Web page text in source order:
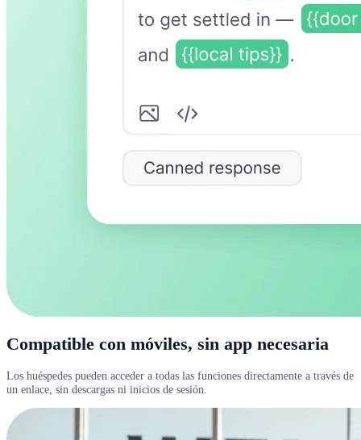
Compatible con móviles, sin app necesaria
Los huéspedes pueden acceder a todas las funciones directamente a través de
un enlace, sin descargas ni inicios de sesión.